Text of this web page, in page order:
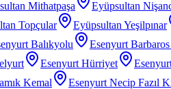
Mithatpaşa Eyüpsultan
Topçular Eyüpsultan Yeşilpınar
Balıkyolu Esenyurt
Esenyurt Hürriyet
Kemal Esenyurt Necip Fazıl